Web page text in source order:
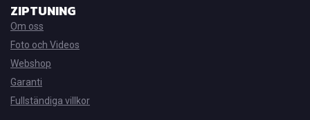
ZIPTUNING
Om oss
Foto och Videos
Webshop
Garanti
Fullständiga villkor